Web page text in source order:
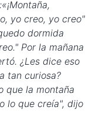
yo creo, yo creo"
dormida
Por la mañana
¿Les dice eso
tan curiosa?
que la montaña
lo que creía", dijo